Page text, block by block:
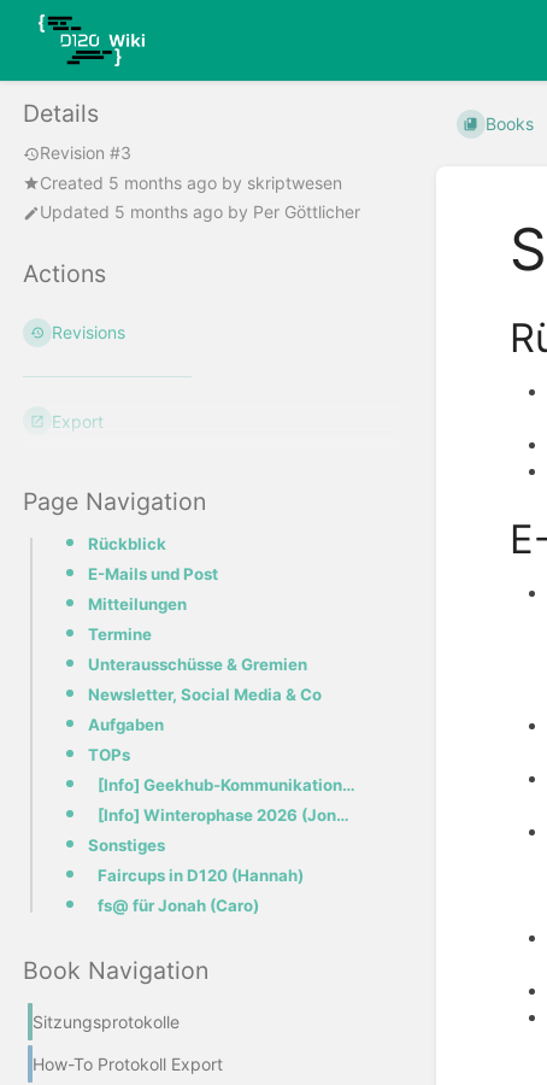
Details
Revision #3
Created 5 months ago by skriptwesen
Updated 5 months ago by Per Göttlicher
Actions
Revisions
Export
Page Navigation
Rückblick
E-Mails und Post
Mitteilungen
Termine
Unterausschüsse & Gremien
Newsletter, Social Media & Co
Aufgaben
TOPs
[Info] Geekhub-Kommunikationskanal 2: Electric Boogaloo (Joram)
[Info] Winterophase 2026 (Jonas)
Sonstiges
Faircups in D120 (Hannah)
fs@ für Jonah (Caro)
Book Navigation
Sitzungsprotokolle
How-To Protokoll Export
Books